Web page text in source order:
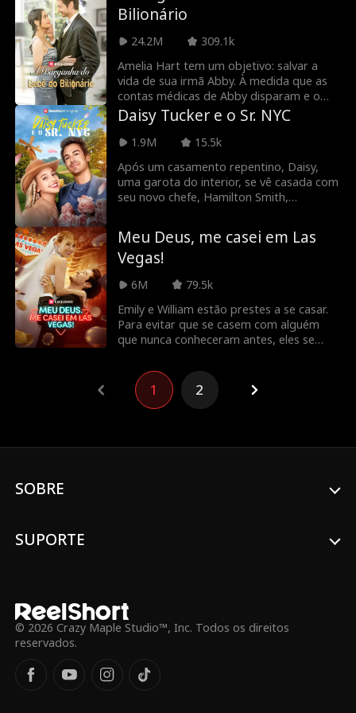
mover ou falar. Pior, ela parece não se
lembrar dele. Será que o verdadeiro
amor triunfará sobre a dor e o
infortúnio?
Bilionário
24.2M
309.1k
Amelia Hart tem um objetivo: salvar a
vida de sua irmã Abby. À medida que as
contas médicas de Abby disparam e o
seu mundo desmorona, o desespero leva
Amelia a Madame X, a proprietária do
maior serviço de acompanhantes de Los
de alto risco com o CEO bilionário Nathan
Reed. Para salvar a vida da irmã, Amelia
Hart deve oferecer uma vida. Ela precisa
filho!
Daisy Tucker e o Sr. NYC
1.9M
15.5k
Após um casamento repentino, Daisy,
uma garota do interior, se vê casada com
seu novo chefe, Hamilton Smith,
por Bianca, a malvada vice-presidenta de
Hamilton, ameaçam destruir seu
relacionamento antes que eles possam
confessar que realmente se amam.
Meu Deus, me casei em Las
Vegas!
6M
79.5k
Emily e William estão prestes a se casar.
Para evitar que se casem com alguém
que nunca conheceram antes, eles se
pessoa que encontram. Um com o outro!
1 2
SOBRE
SUPORTE
© 2026 Crazy Maple Studio™, Inc. Todos os direitos
reservados.